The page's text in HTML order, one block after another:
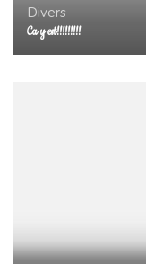
Divers
Ca y est!!!!!!!!!